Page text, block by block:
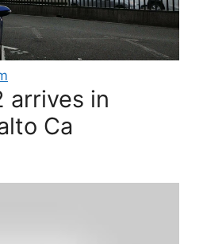
arrives in
Ca